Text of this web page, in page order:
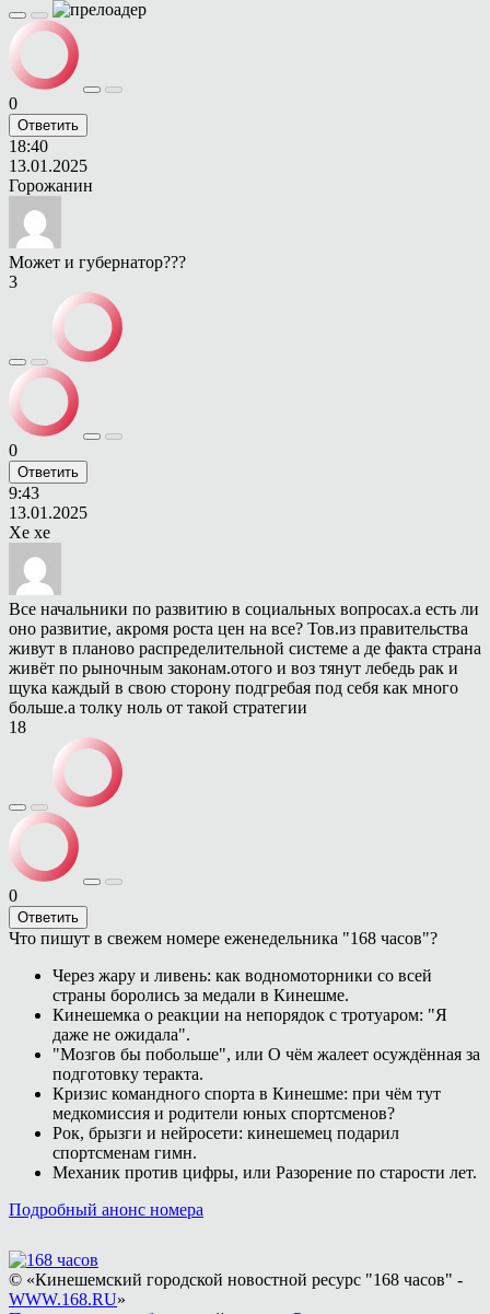
0
Ответить
18:40
13.01.2025
Горожанин
Может и губернатор???
3
0
Ответить
9:43
13.01.2025
Хе хе
Все начальники по развитию в социальных вопросах.а есть ли
оно развитие, акромя роста цен на все? Тов.из правительства
живут в планово распределительной системе а де факта страна
живёт по рыночным законам.отого и воз тянут лебедь рак и
щука каждый в свою сторону подгребая под себя как много
больше.а толку ноль от такой стратегии
18
0
Ответить
Что пишут в свежем номере еженедельника "168 часов"?
Через жару и ливень: как водномоторники со всей
страны боролись за медали в Кинешме.
Кинешемка о реакции на непорядок с тротуаром: "Я
даже не ожидала".
"Мозгов бы побольше", или О чём жалеет осуждённая за
подготовку теракта.
Кризис командного спорта в Кинешме: при чём тут
медкомиссия и родители юных спортсменов?
Рок, брызги и нейросети: кинешемец подарил
спортсменам гимн.
Механик против цифры, или Разорение по старости лет.
Подробный анонс номера
© «Кинешемский городской новостной ресурс "168 часов" -
WWW.168.RU»